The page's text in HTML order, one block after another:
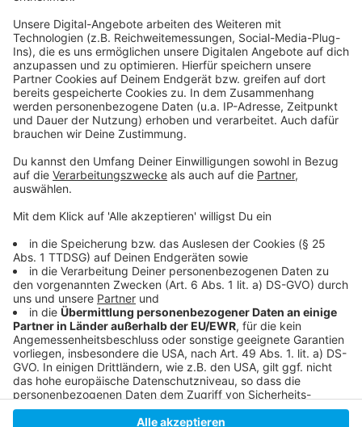
Noch kein Normalbetrieb an Schulen nach dem
Sommer
Delta sorgt für mindestens Hälfte der Neuinfektionen
Das EU-Impfzertifikat startet: Diese Erleichterungen
erwarten Urlauber
Düsseldorf: Stadtrat berät über Entlastungen für
Eltern
Anzeige
Anzeige